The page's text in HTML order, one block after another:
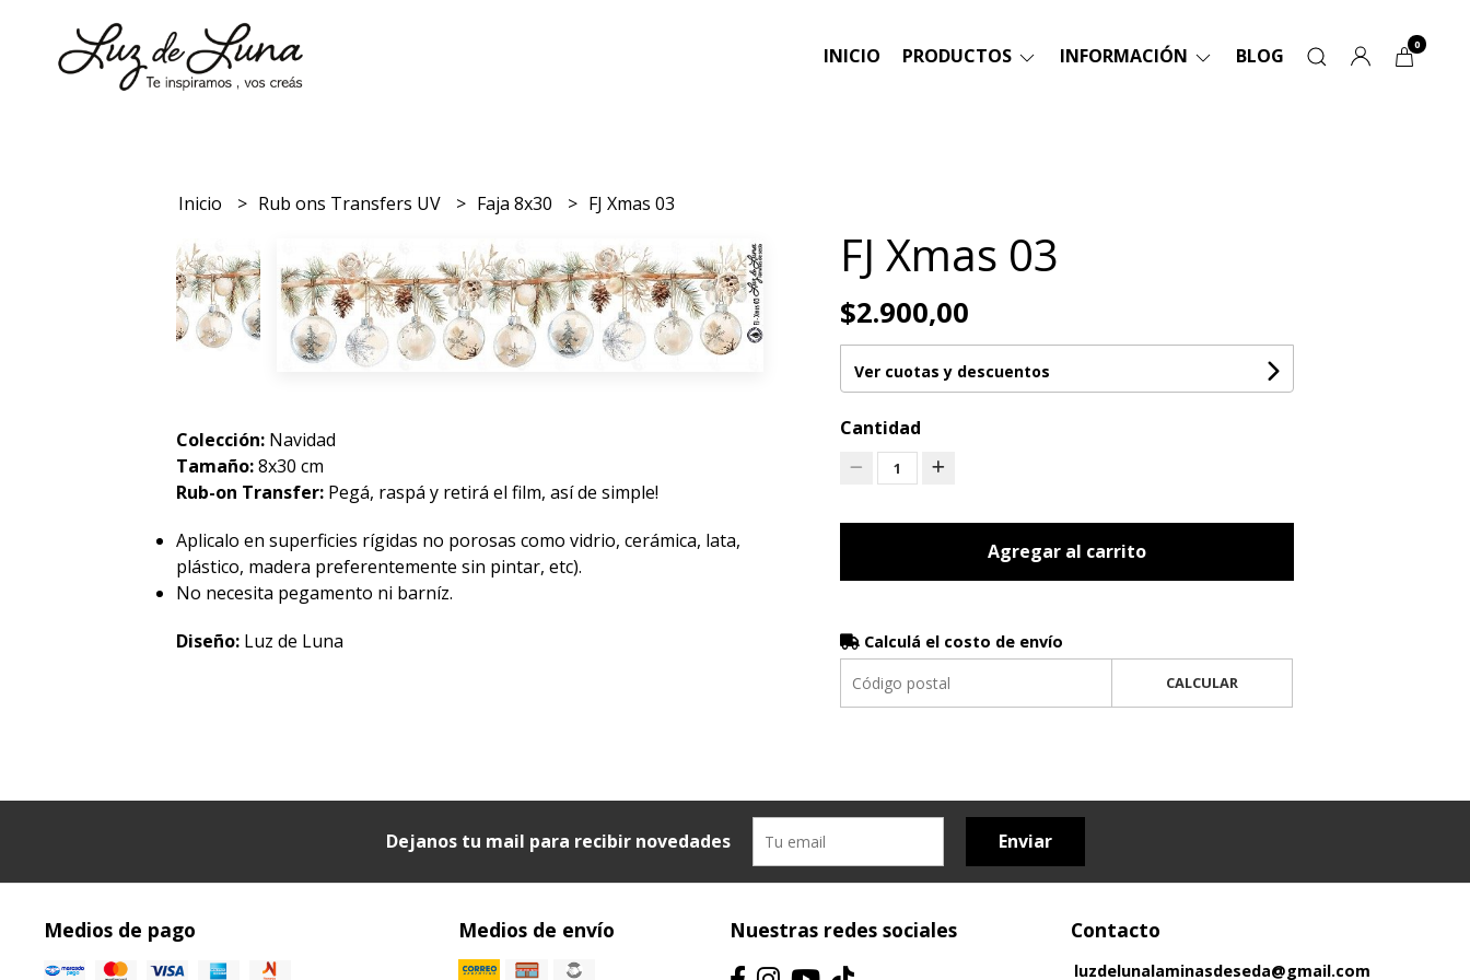
INICIO PRODUCTOS INFORMACIÓN BLOG 0
Inicio Rub ons Transfers UV Faja 8x30 FJ Xmas 03
Colección: Navidad
Tamaño:8x30 cm
Rub-on Transfer: Pegá, raspá y retirá el film, así de simple!
Aplicalo en superficies rígidas no porosas como vidrio, cerámica, lata,
plástico, madera preferentemente sin pintar, etc).
No necesita pegamento ni barníz.
Diseño: Luz de Luna
FJ Xmas 03
$2.900,00
Ver cuotas y descuentos
Cantidad
1
Agregar al carrito
Calculá el costo de envío
CALCULAR
Dejanos tu mail para recibir novedades Enviar
Medios de pago Medios de envío Nuestras redes sociales Contacto
luzdelunalaminasdeseda@gmail.com